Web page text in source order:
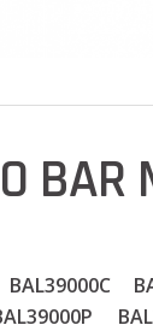
BAR